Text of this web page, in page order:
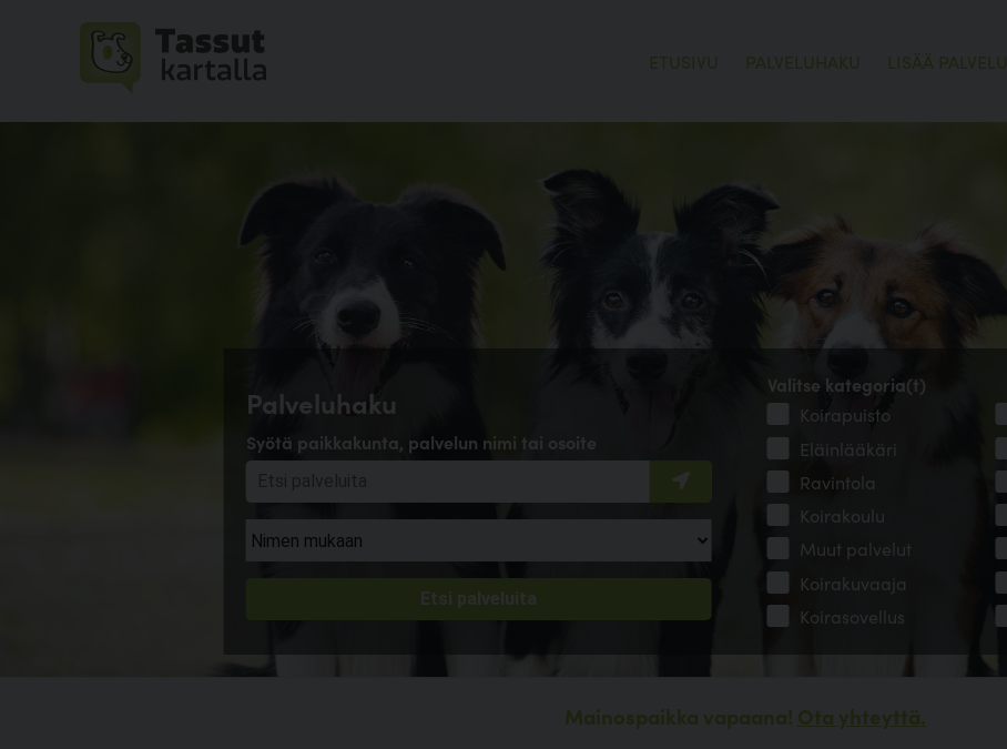
ETUSIVU PALVELUHAKU LISÄÄ PALVELU
Palveluhaku
Syötä paikkakunta, palvelun nimi tai osoite
Valitse kategoria(t)
Koirapuisto
Eläinlääkäri
Ravintola
Koirakoulu
Muut palvelut
Koirakuvaaja
Koirasovellus
Mainospaikka vapaana! Ota yhteyttä.